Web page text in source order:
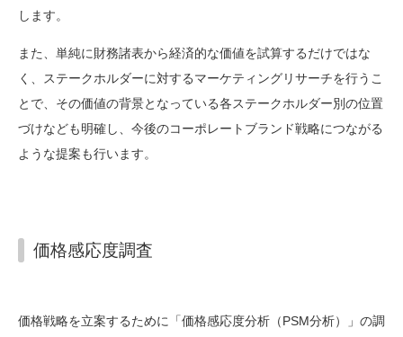
します。
また、単純に財務諸表から経済的な価値を試算するだけではな
く、ステークホルダーに対するマーケティングリサーチを行うこ
とで、その価値の背景となっている各ステークホルダー別の位置
づけなども明確し、今後のコーポレートブランド戦略につながる
ような提案も行います。
価格感応度調査
価格戦略を立案するために「価格感応度分析（PSM分析）」の調